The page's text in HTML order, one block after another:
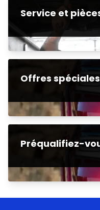
Service et
Offres spéciales
Préqualifiez-